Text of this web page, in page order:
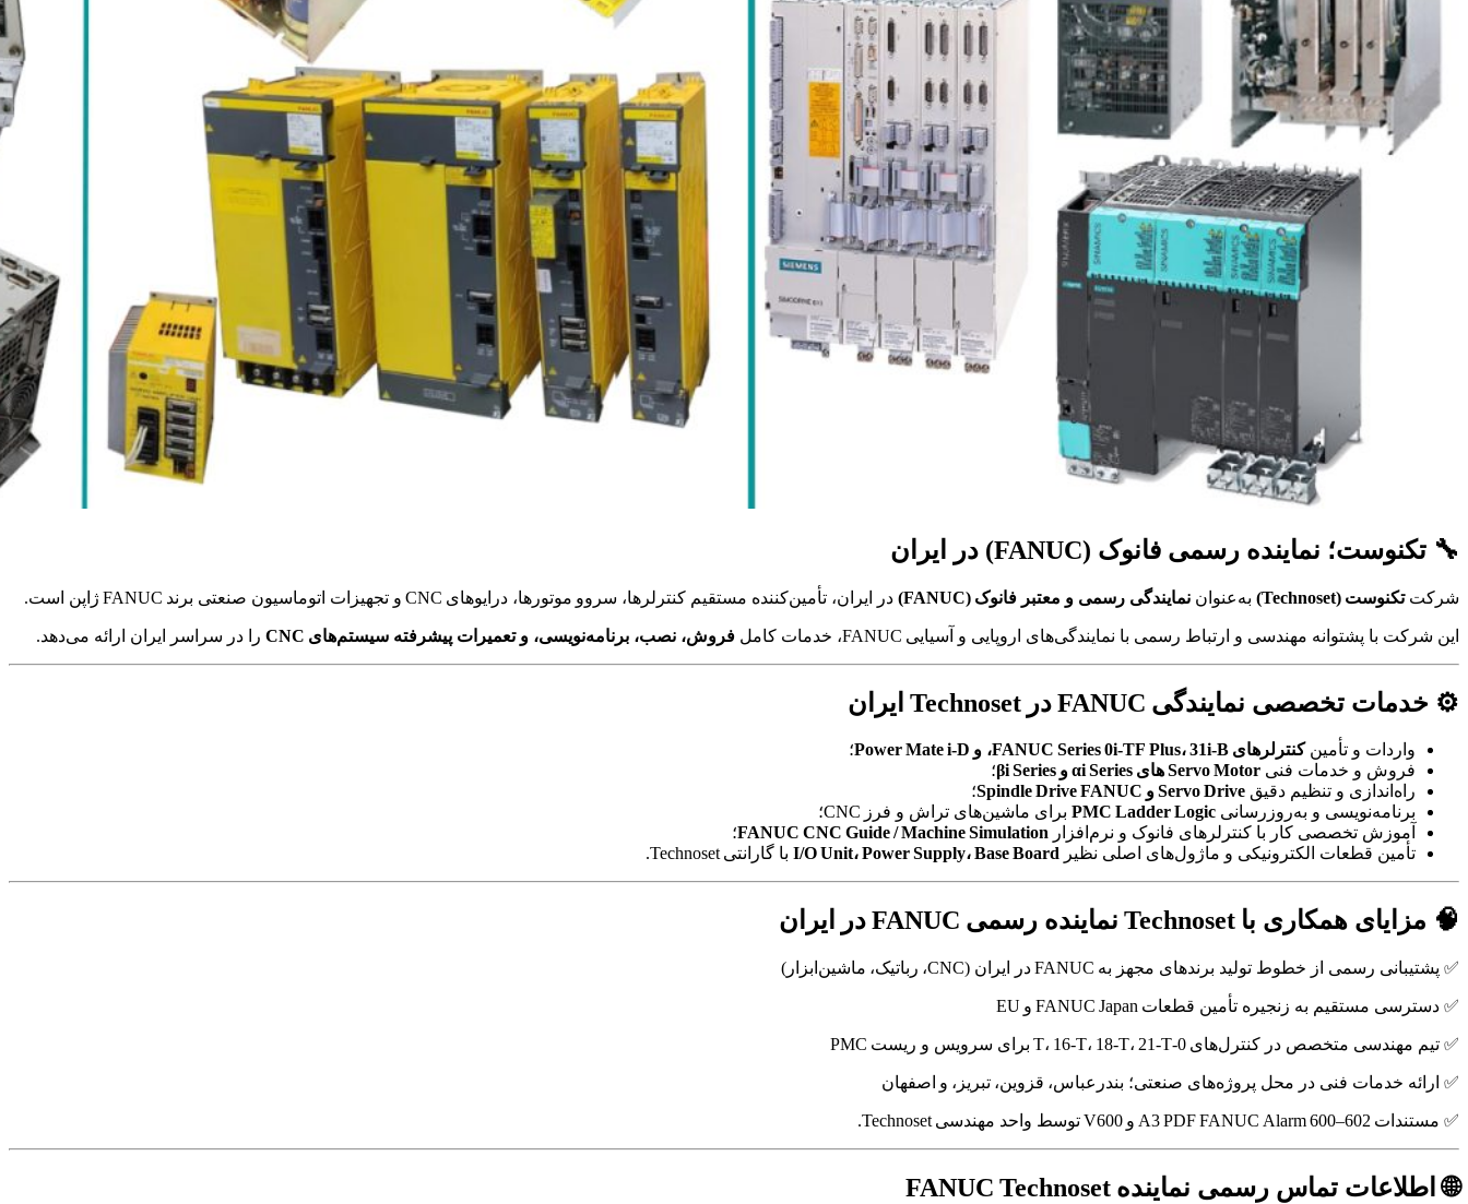
🔧 تکنوست؛ نماینده رسمی فانوک (FANUC) در ایران
شرکتتکنوست (Technoset) به‌عنوان نمایندگی رسمی و معتبر فانوک (FANUC) در ایران، تأمین‌کننده مستقیم کنترلرها، سروو موتورها، درایوهای CNC و تجهیزات اتوماسیون صنعتی برند FANUC ژاپن است.
این شرکت با پشتوانه مهندسی و ارتباط رسمی با نمایندگی‌های اروپایی و آسیایی FANUC، خدمات کامل فروش، نصب، برنامه‌نویسی، و تعمیرات پیشرفته سیستم‌های CNC را در سراسر ایران ارائه می‌دهد.
⚙️ خدمات تخصصی نمایندگی FANUC در Technoset ایران
واردات و تأمینکنترلرهای FANUC Series 0i‑TF Plus، 31i‑B، و Power Mate i‑D
؛
فروش و خدمات فنی Servo Motor های αi Series و βi Series
؛
راه‌اندازی و تنظیم دقیق Servo Drive و Spindle Drive FANUC
؛
برنامه‌نویسی و به‌روزرسانی PMC Ladder Logic برای ماشین‌های تراش و فرز CNC؛
آموزش تخصصی کار با کنترلرهای فانوک و نرم‌افزار FANUC CNC Guide / Machine Simulation؛
تأمین قطعات الکترونیکی و ماژول‌های اصلی نظیر I/O Unit، Power Supply، Base Board با گارانتی Technoset.
🧠 مزایای همکاری با Technoset نماینده رسمی FANUC در ایران
✅ پشتیبانی رسمی از خطوط تولید برندهای مجهز به FANUC در ایران (CNC، رباتیک، ماشین‌ابزار)
✅ دسترسی مستقیم به زنجیره تأمین قطعات FANUC Japan و EU
✅ تیم مهندسی متخصص در کنترل‌های 0‑T، 16‑T، 18‑T، 21‑T برای سرویس و ریست PMC
✅ ارائه خدمات فنی در محل پروژه‌های صنعتی؛ بندرعباس، قزوین، تبریز، و اصفهان
✅ مستندات A3 PDF FANUC Alarm 600–602 و V600 توسط واحد مهندسی Technoset.
🌐 اطلاعات تماس رسمی نماینده FANUC Technoset